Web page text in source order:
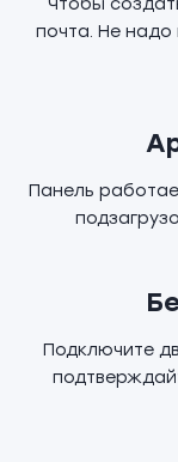
Чтобы
почта. Не надо
Панель
Подключите